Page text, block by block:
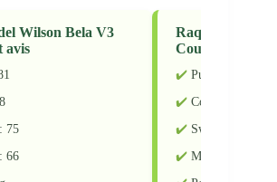
qui cherchent à peaufiner
jeu et à élever leurs
à un nouveau niveau.
et achetez la Black Crown
15K au meilleur prix
15K au meilleur prix